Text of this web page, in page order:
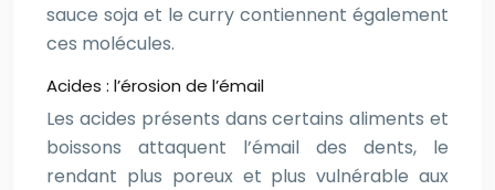
sauce soja et le curry contiennent également
ces molécules.
Acides : l’érosion de l’émail
Les acides présents dans certains aliments et
boissons attaquent l’émail des dents, le
rendant plus poreux et plus vulnérable aux